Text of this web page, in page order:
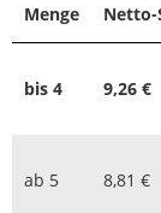
Menge
Netto-
bis 4 9,26 €
ab 5 8,81 €